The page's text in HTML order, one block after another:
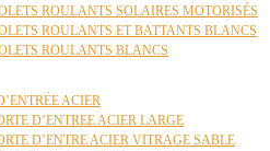
ROULANTS SOLAIRES MOTORISÉS
ROULANTS ET BATTANTS BLANCS
ROULANTS BLANCS
ACIER
D’ENTREE ACIER LARGE
D’ENTRE ACIER VITRAGE SABLE